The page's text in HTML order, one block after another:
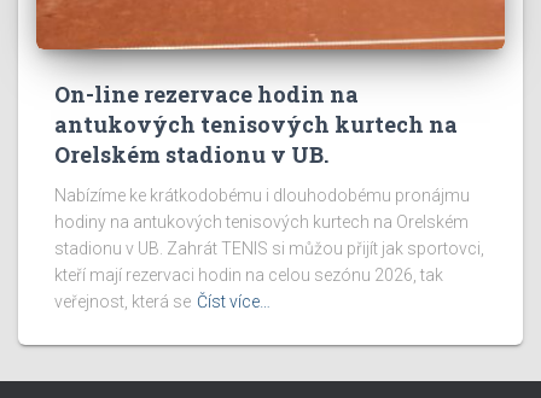
On-line rezervace hodin na
antukových tenisových kurtech na
Orelském stadionu v UB.
Nabízíme ke krátkodobému i dlouhodobému pronájmu
hodiny na antukových tenisových kurtech na Orelském
stadionu v UB. Zahrát TENIS si můžou přijít jak sportovci,
kteří mají rezervaci hodin na celou sezónu 2026, tak
veřejnost, která se Číst více…